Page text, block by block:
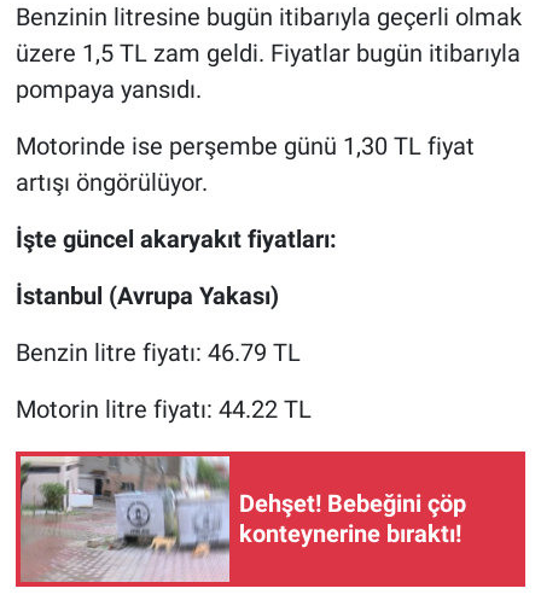
Benzinin litresine bugün itibarıyla geçerli olmak
üzere 1,5 TL zam geldi. Fiyatlar bugün itibarıyla
pompaya yansıdı.
Motorinde ise perşembe günü 1,30 TL fiyat
artışı öngörülüyor.
İşte güncel akaryakıt fiyatları:
İstanbul (Avrupa Yakası)
Benzin litre fiyatı: 46.79 TL
Motorin litre fiyatı: 44.22 TL
Dehşet! Bebeğini çöp
konteynerine bıraktı!
İlan
Kimdir
Koronavirüs
Ne demişti
Nedir
Popüler
Programlar
Sağlık
Spor